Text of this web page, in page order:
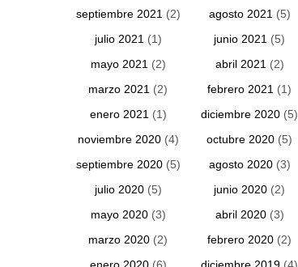
septiembre 2021 (2) agosto 2021 (5)
julio 2021 (1) junio 2021 (5)
mayo 2021 (2) abril 2021 (2)
marzo 2021 (2) febrero 2021 (1)
enero 2021 (1) diciembre 2020 (5)
noviembre 2020(4) octubre 2020 (5)
septiembre 2020(5) agosto 2020(3)
julio 2020(5) junio 2020 (2)
mayo 2020(3) abril 2020(3)
marzo 2020 (2) febrero 2020 (2)